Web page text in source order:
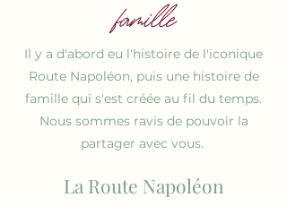
famille
Il y a d'abord eu l'histoire de l'iconique
Route Napoléon, puis une histoire de
famille qui s'est créée au fil du temps.
Nous sommes ravis de pouvoir la
partager avec vous.
La Route Napoléon